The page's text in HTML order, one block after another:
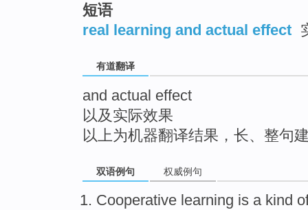
短语
real learning and actual effect
有道翻译
and actual effect
以及实际效果
以上为机器翻译结果，长、整句
双语例句 权威例句
Cooperative learning is a kind